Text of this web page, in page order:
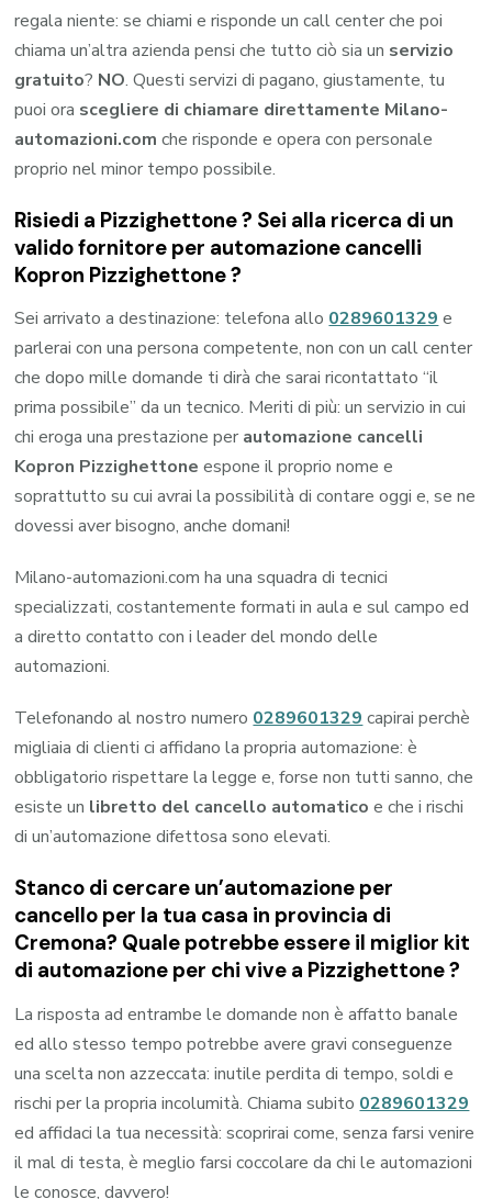
regala niente: se chiami e risponde un call center che poi
chiama un’altra azienda pensi che tutto ciò sia un servizio
gratuito? NO. Questi servizi di pagano, giustamente, tu
puoi ora scegliere di chiamare direttamente Milano-
automazioni.com che risponde e opera con personale
proprio nel minor tempo possibile.
Risiedi a Pizzighettone? Sei alla ricerca di un
valido fornitore per automazione cancelli
Kopron Pizzighettone?
Sei arrivato a destinazione: telefona allo 0289601329 e
parlerai con una persona competente, non con un call center
che dopo mille domande ti dirà che sarai ricontattato “il
prima possibile” da un tecnico. Meriti di più: un servizio in cui
chi eroga una prestazione per automazione cancelli
Kopron Pizzighettone espone il proprio nome e
soprattutto su cui avrai la possibilità di contare oggi e, se ne
dovessi aver bisogno, anche domani!
Milano-automazioni.com ha una squadra di tecnici
specializzati, costantemente formati in aula e sul campo ed
a diretto contatto con i leader del mondo delle
automazioni.
Telefonando al nostro numero 0289601329 capirai perchè
migliaia di clienti ci affidano la propria automazione: è
obbligatorio rispettare la legge e, forse non tutti sanno, che
esiste un libretto del cancello automatico e che i rischi
di un’automazione difettosa sono elevati.
Stanco di cercare un’automazione per
cancello per la tua casa in provincia di
Cremona? Quale potrebbe essere il miglior kit
di automazione per chi vive a Pizzighettone?
La risposta ad entrambe le domande non è affatto banale
ed allo stesso tempo potrebbe avere gravi conseguenze
una scelta non azzeccata: inutile perdita di tempo, soldi e
rischi per la propria incolumità. Chiama subito 0289601329
ed affidaci la tua necessità: scoprirai come, senza farsi venire
il mal di testa, è meglio farsi coccolare da chi le automazioni
le conosce, davvero!